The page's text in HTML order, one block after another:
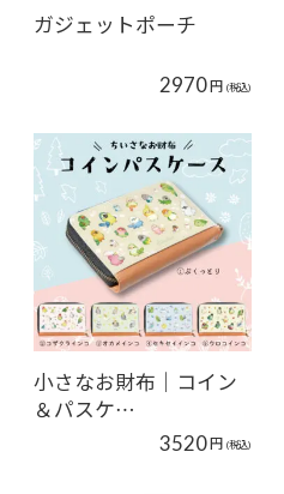
ガジェットポーチ
2970円 (税込)
小さなお財布｜コイン
＆パスケ…
3520円 (税込)